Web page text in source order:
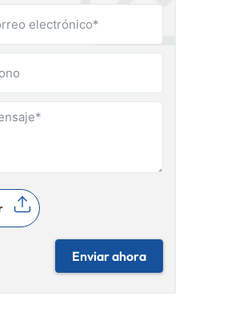
Enviar ahora